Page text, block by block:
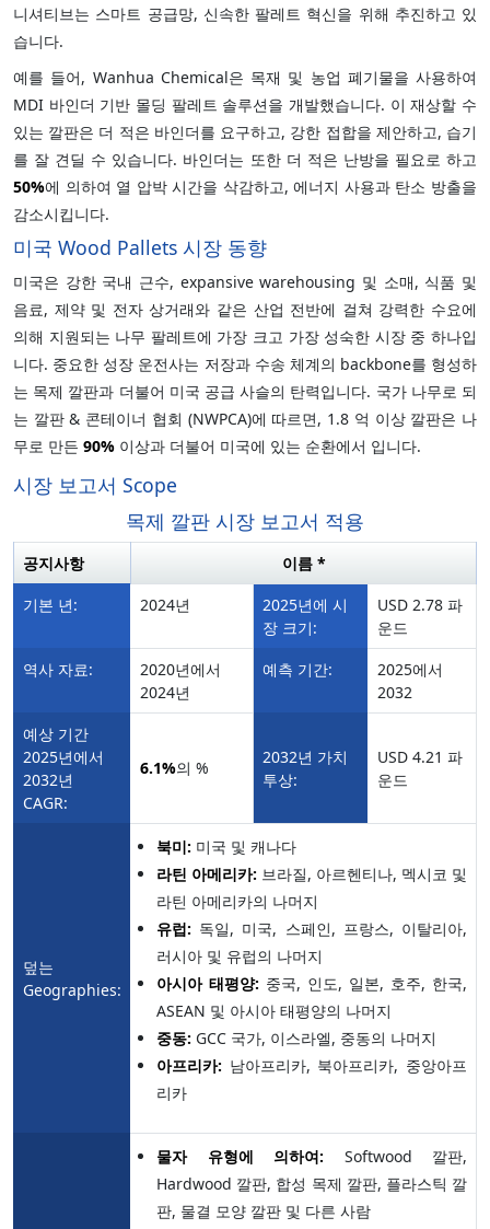
니셔티브는 스마트 공급망, 신속한 팔레트 혁신을 위해 추진하고 있
습니다.
예를 들어, Wanhua Chemical은 목재 및 농업 폐기물을 사용하여
MDI 바인더 기반 몰딩 팔레트 솔루션을 개발했습니다. 이 재상할 수
있는 깔판은 더 적은 바인더를 요구하고, 강한 접합을 제안하고, 습기
를 잘 견딜 수 있습니다. 바인더는 또한 더 적은 난방을 필요로 하고
50%에 의하여 열 압박 시간을 삭감하고, 에너지 사용과 탄소 방출을
감소시킵니다.
미국 Wood Pallets 시장 동향
미국은 강한 국내 근수, expansive warehousing 및 소매, 식품 및
음료, 제약 및 전자 상거래와 같은 산업 전반에 걸쳐 강력한 수요에
의해 지원되는 나무 팔레트에 가장 크고 가장 성숙한 시장 중 하나입
니다. 중요한 성장 운전사는 저장과 수송 체계의 backbone를 형성하
는 목제 깔판과 더불어 미국 공급 사슬의 탄력입니다. 국가 나무로 되
는 깔판 & 콘테이너 협회 (NWPCA)에 따르면, 1.8 억 이상 깔판은 나
무로 만든 90% 이상과 더불어 미국에 있는 순환에서 입니다.
시장 보고서 Scope
목제 깔판 시장 보고서 적용
공지사항
이름 *
기본 년:
2024년
2025년에 시
장 크기:
USD 2.78 파
운드
역사 자료:
2020년에서
2024년
예측 기간:
2025에서
2032
예상 기간
2025년에서
2032년
CAGR:
6.1%의 %
2032년 가치
투상:
USD 4.21 파
운드
덮는
Geographies:
북미: 미국 및 캐나다
라틴 아메리카: 브라질, 아르헨티나, 멕시코 및
라틴 아메리카의 나머지
유럽: 독일, 미국, 스페인, 프랑스, 이탈리아,
러시아 및 유럽의 나머지
아시아 태평양: 중국, 인도, 일본, 호주, 한국,
ASEAN 및 아시아 태평양의 나머지
중동: GCC 국가, 이스라엘, 중동의 나머지
아프리카: 남아프리카, 북아프리카, 중앙아프
리카
물자 유형에 의하여: Softwood 깔판,
Hardwood 깔판, 합성 목제 깔판, 플라스틱 깔
판, 물결 모양 깔판 및 다른 사람